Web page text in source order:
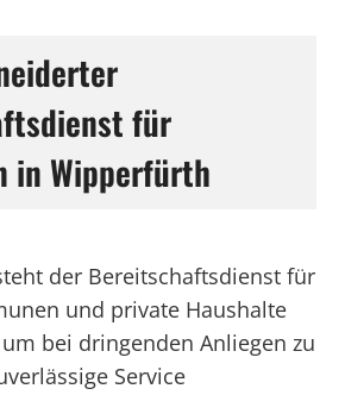
für
in Wipperfürth
der Bereitschaftsdienst für
und private Haushalte
bei dringenden Anliegen zu
Service